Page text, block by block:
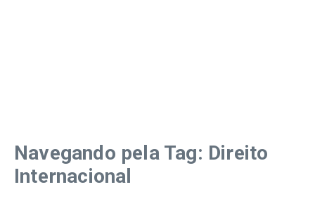
Navegando pela Tag: Direito
Internacional